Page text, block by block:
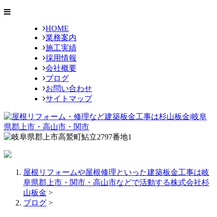
HOME
業務案内
施工実績
採用情報
会社概要
ブログ
お問い合わせ
サイトマップ
屋根リフォームや屋根修理といった建築板金工事は岐
阜県郡上市・関市・高山市などで活動する株式会社杉
山板金 >
ブログ >